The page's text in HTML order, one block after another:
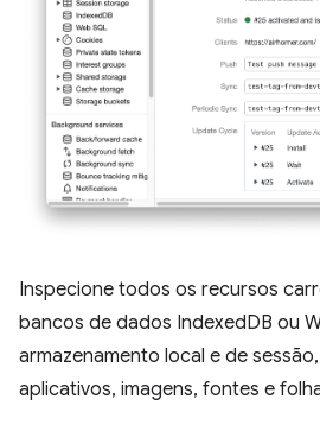
Inspecione todos os recursos
bancos de dados IndexedDB ou
armazenamento local e de
aplicativos, imagens, fontes e